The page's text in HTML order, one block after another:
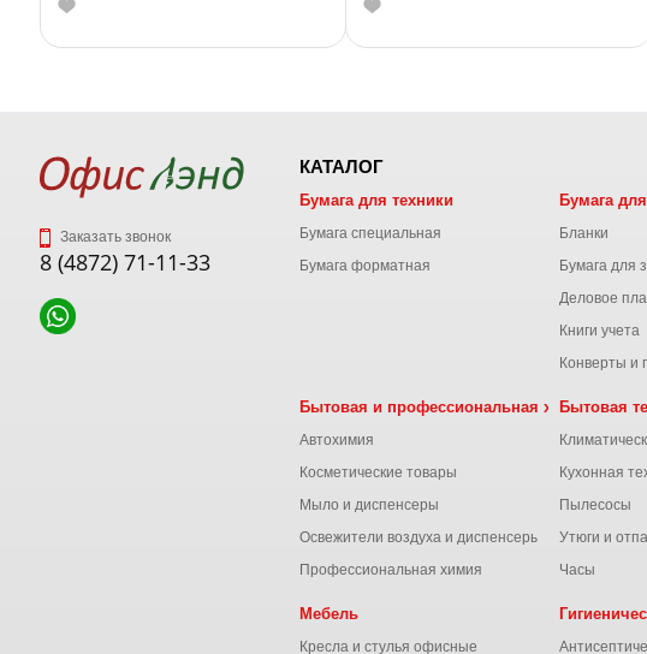
Заказать звонок
8 (4872) 71-11-33
КАТАЛОГ
Бумага для техники
Бумага специальная
Бумага форматная
Бумага
Бланки
Бумага для
Деловое
Книги учета
Конверты и
Бытовая и профессиональная химия
Автохимия
Косметические товары
Мыло и диспенсеры
Освежители воздуха и диспенсеры
Профессиональная химия
Бытовая
Кухонная
Пылесосы
Утюги и
Часы
Мебель
Кресла и стулья офисные